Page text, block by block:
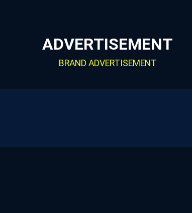
ADVERTISEMENT
BRAND ADVERTISEMENT